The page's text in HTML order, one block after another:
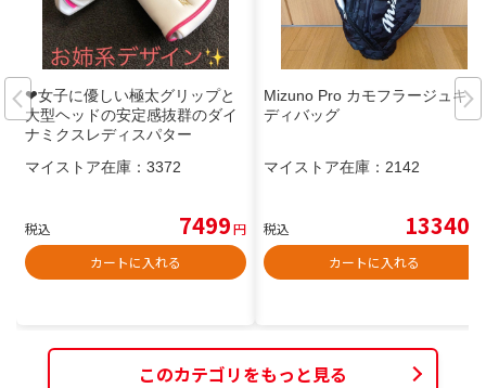
❤︎女子に優しい極太グリップと
大型ヘッドの安定感抜群のダイ
ナミクスレディスパター
マイストア在庫： 3372
税込 7499円
カートに入れる
Mizuno Pro カモフラージュキャ
ディバッグ
マイストア在庫： 2142
税込 13340
カートに入れる
このカテゴリをもっと見る